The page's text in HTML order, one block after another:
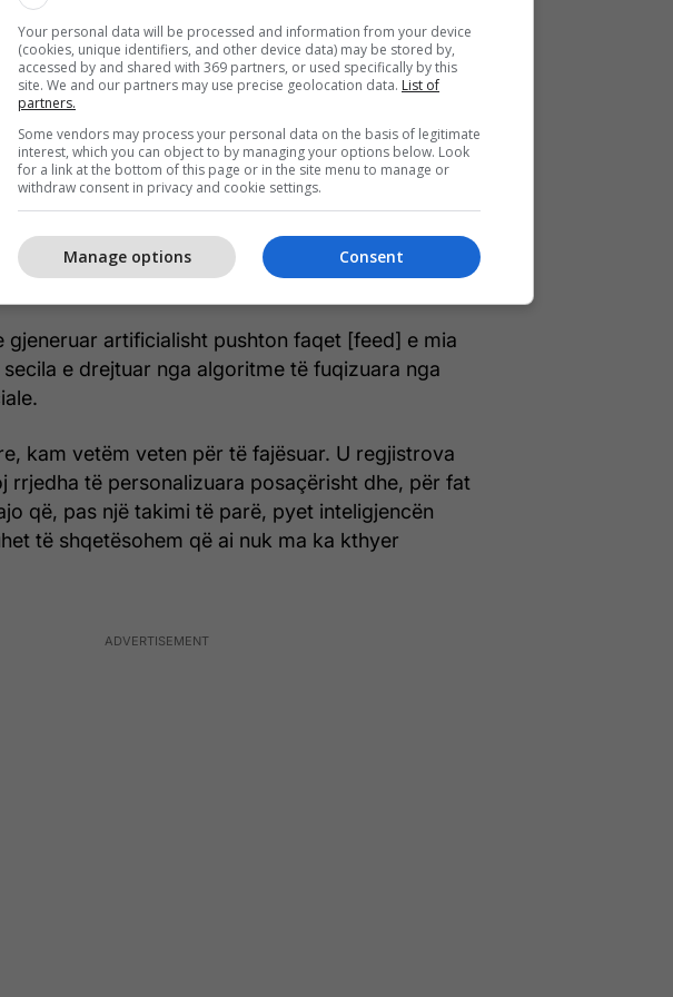
pashmangshme: qoftë ndihmë akademike,
apo udhëzim emocional, inteligjenca
aty për t’i zgjidhur të gjitha. Dhe, edhe kur
në mënyrë aktive ndihmë prej saj - pasaktësitë e
lodhshme sa stili i saj monoton - përsëri nuk
ChatGPT-ja ishte ngulitur si një anëtar i grupit
i të cilit duhej marrë parasysh para gjithë të
përdorja ato në vend që të klikoja në faqet e
gjeneruar artificialisht pushton faqet [feed] e mia
e drejtuar nga algoritme të fuqizuara nga
kam vetëm veten për të fajësuar. U regjistrova
rrjedha të personalizuara posaçërisht dhe, për fat
që, pas një takimi të parë, pyet inteligjencën
të shqetësohem që ai nuk ma ka kthyer
Your personal data will be processed and information from your device
(cookies, unique identifiers, and other device data) may be stored by,
accessed by and shared with 369 partners, or used specifically by this
site. We and our partners may use precise geolocation data. List of
partners.
Some vendors may process your personal data on the basis of legitimate
interest, which you can object to by managing your options below. Look
for a link at the bottom of this page or in the site menu to manage or
withdraw consent in privacy and cookie settings.
Consent
Manage options